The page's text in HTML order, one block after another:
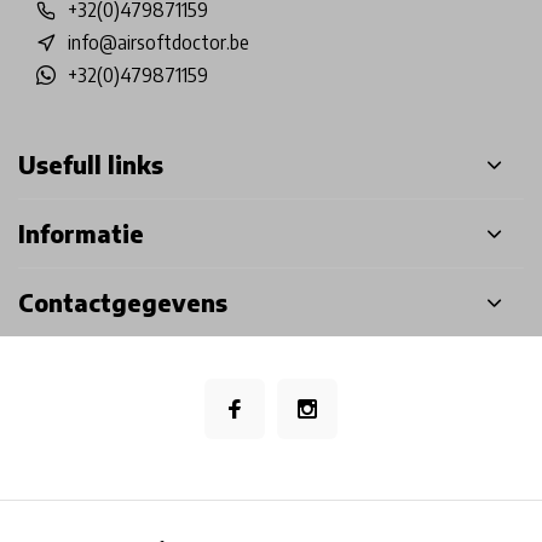
+32(0)479871159
info@airsoftdoctor.be
+32(0)479871159
Usefull links
Informatie
Contactgegevens